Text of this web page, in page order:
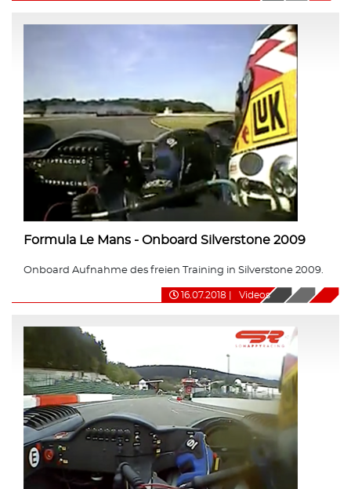
Formula Le Mans - Onboard Silverstone 2009
Onboard Aufnahme des freien Training in Silverstone 2009.
16.07.2018 Videos